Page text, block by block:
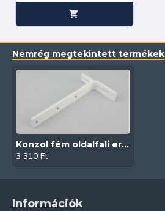
Nemrég megtekintett termékek
Konzol fém oldalfali erősített | 17-20-22-27 cm | Fehér
3 310 Ft
Információk